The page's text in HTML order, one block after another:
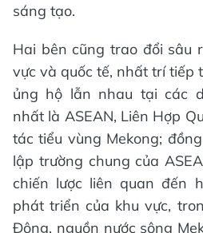
sáng tạo.
Hai bên cũng trao đổi sâu
vực và quốc tế, nhất trí tiếp
ủng hộ lẫn nhau tại các
nhất là ASEAN, Liên Hợp
tác tiểu vùng Mekong;
lập trường chung của
chiến lược liên quan đến
phát triển của khu vực,
Đông, nguồn nước sông